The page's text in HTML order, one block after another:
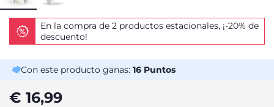
En la compra de 2 productos estacionales, ¡-20% de
descuento!
Con este producto ganas: 16 Puntos
€ 16,99